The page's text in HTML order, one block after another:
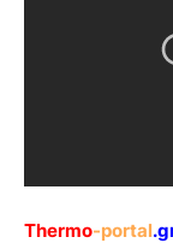
Thermo-portal